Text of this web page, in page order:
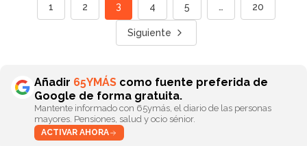
1 2 3 4 5 … 20
Siguiente
Añadir 65YMÁS como fuente preferida de
Google de forma gratuita.
Mantente informado con 65ymás, el diario de las personas
mayores. Pensiones, salud y ocio sénior.
ACTIVAR AHORA